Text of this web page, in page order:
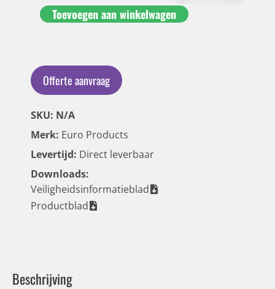
Toevoegen aan winkelwagen
Offerte aanvraag
SKU: N/A
Merk: Euro Products
Levertijd: Direct leverbaar
Downloads:
Veiligheidsinformatieblad
Productblad
Beschrijving